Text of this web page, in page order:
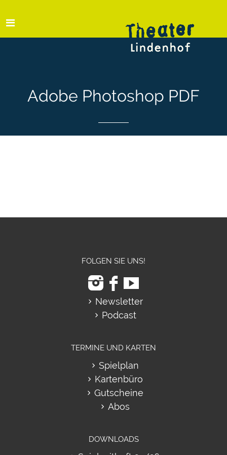
Adobe Photoshop PDF
FOLGEN SIE UNS!
Newsletter
Podcast
TERMINE UND KARTEN
Spielplan
Kartenbüro
Gutscheine
Abos
DOWNLOADS